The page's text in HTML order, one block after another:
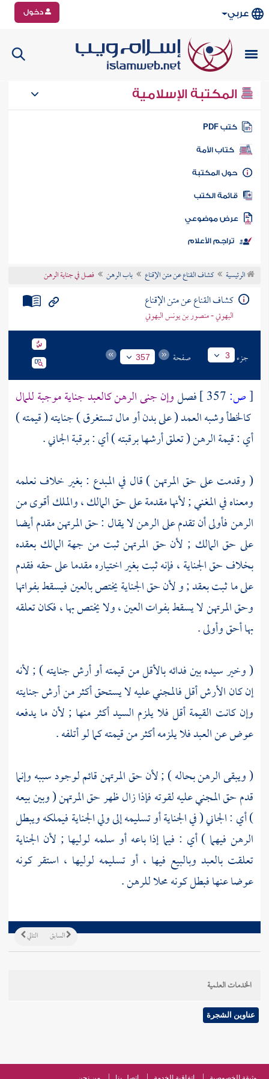
عربي دخول
المكتبة الإسلامية
كتب PDF
كتاب الأمة
المكتبة
الكتب
موضوعي
تراجم الأعلام
الرئيسية كشاف القناع عن متن الإقناع باب الرهن فصل في جناية الرهن
كشاف القناع عن متن الإقناع
البهوتي - منصور بن يونس البهوتي
جزء 3 صفحة 357
[ص: فصلوإن جنى الرهن كالعبد جناية موجبة للمال
كالخطأ وشبه العمد ( على بدن أو مال تستغرق ) جنايته ( قيمته )
أي : قيمة الرهن ( تعلق أرشها برقبته ) أي : برقبة الجاني .
( وقدمت على حق المرتهن ) قال في المبدع : بغير خلاف نعلمه
ومعناه في المغني ; لأنها مقدمة على حق المالك ، والملك أقوى من
الرهن فأولى أن تقدم على الرهن لا يقال : حق المرتهن مقدم أيضا
على حق المالك ; لأن حق المرتهن ثبت من جهة المالك بعقده
بخلاف حق الجناية ، فإنه ثبت بغير اختياره مقدما على حقه فقدم
على ما ثبت بعقد ; و لأن حق الجناية يختص بالعين فيسقط بفواتها
وحق المرتهن لا يسقط بفوات العين ، ولا يختص بها ، فكان تعلقه
بها أحق وأولى .
( وخير سيده بين فدائه بالأقل من قيمته أو أرش جنايته ) ; لأنه
إن كان الأرش أقل فالمجني عليه لا يستحق أكثر من أرش جنايته
وإن كانت القيمة أقل فلا يلزم السيد أكثر منها ; لأن ما يدفعه
عوض عن العبد فلا يلزمه أكثر من قيمته كما لو أتلفه .
( ويبقى الرهن بحاله ) ; لأن حق المرتهن قائم لوجود سببه وإنما
قدم حق المجني عليه لقوته فإذا زال ظهر حق المرتهن ( وبين بيعه
) أي : الجاني ( في الجناية أو تسليمه إلى ولي الجناية فيملكه ويبطل
الرهن فيهما ) أي : فيما إذا باعه أو سلمه لوليها ; لأن الجناية
تعلقت بالعبد وبالبيع فيها ، أو تسليمه لوليها ، استقر كونه
عوضا عنها فبطل كونه محلا للرهن .
التالي السابق
الخدمات العلمية
عناوين الشجرة